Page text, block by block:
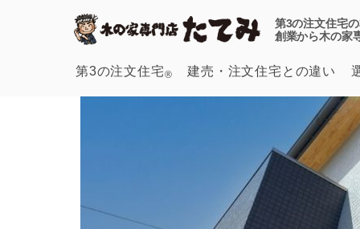
第3の注文住宅
創業から木の家
第3の注文住宅® 建売・注文住宅との違い